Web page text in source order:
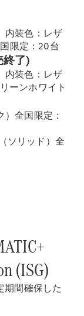
内装色：レザ
限定：20台
終了)
内装色：レザ
ーンホワイト
全国限定：
ソリッド）全
(ISG)
期間確保した